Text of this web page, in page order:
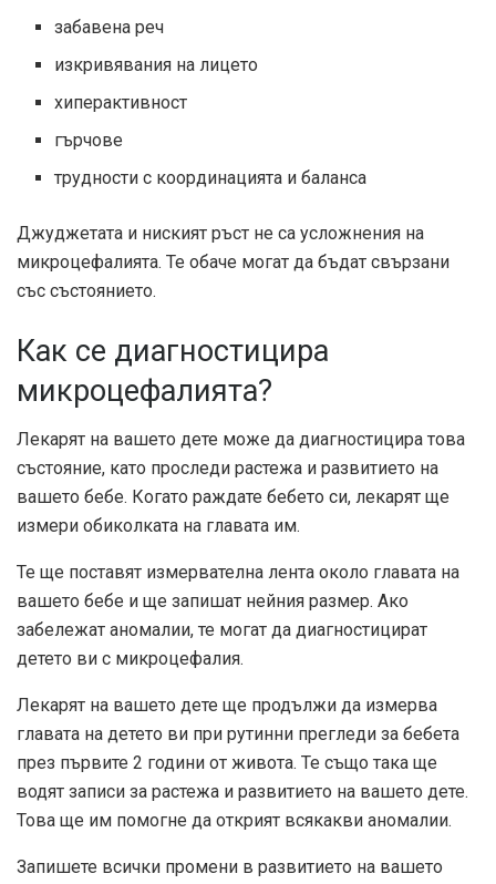
забавена реч
изкривявания на лицето
хиперактивност
гърчове
трудности с координацията и баланса
Джуджетата и ниският ръст не са усложнения на
микроцефалията. Те обаче могат да бъдат свързани
със състоянието.
Как се диагностицира
микроцефалията?
Лекарят на вашето дете може да диагностицира това
състояние, като проследи растежа и развитието на
вашето бебе. Когато раждате бебето си, лекарят ще
измери обиколката на главата им.
Те ще поставят измервателна лента около главата на
вашето бебе и ще запишат нейния размер. Ако
забележат аномалии, те могат да диагностицират
детето ви с микроцефалия.
Лекарят на вашето дете ще продължи да измерва
главата на детето ви при рутинни прегледи за бебета
през първите 2 години от живота. Те също така ще
водят записи за растежа и развитието на вашето дете.
Това ще им помогне да открият всякакви аномалии.
Запишете всички промени в развитието на вашето